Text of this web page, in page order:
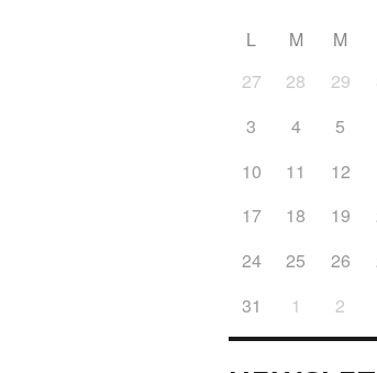
L M M
27
28 29
3
4 5
10
11 12
17
18 19
24
25 26
31
1 2